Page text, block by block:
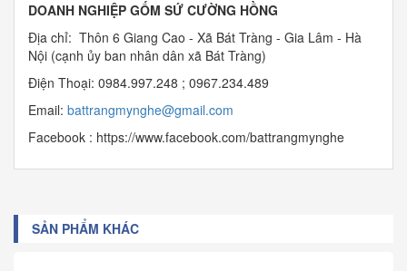
DOANH NGHIỆP GỐM SỨ CƯỜNG HỒNG
Địa chỉ: Thôn 6 Giang Cao - Xã Bát Tràng - Gia Lâm - Hà
Nội (cạnh ủy ban nhân dân xã Bát Tràng)
Điện Thoại: 0984.997.248 ; 0967.234.489
Email: battrangmynghe@gmail.com
Facebook : https://www.facebook.com/battrangmynghe
SẢN PHẨM KHÁC